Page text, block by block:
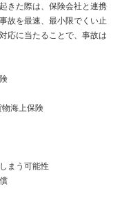
きた際は、保険会社と連携
故を最速、最小限でくい止
応に当たることで、事故は
険
物海上保険
しまう可能性
償